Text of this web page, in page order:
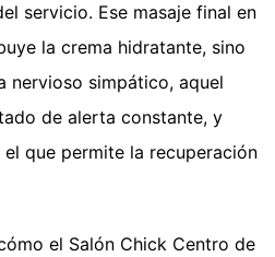
servicio. Ese masaje final en
la crema hidratante, sino
nervioso simpático, aquel
de alerta constante, y
que permite la recuperación
el Salón Chick Centro de